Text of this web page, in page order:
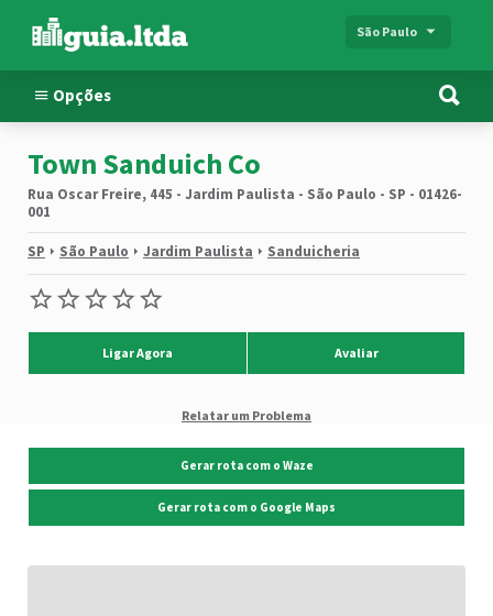
São Paulo
Opções
Town Sanduich Co
Rua Oscar Freire, 445 - Jardim Paulista - São Paulo - SP - 01426-
001
SP São Paulo Jardim Paulista Sanduicheria
Ligar Agora Avaliar
Relatar um Problema
Gerar rota com o Waze
Gerar rota com o Google Maps